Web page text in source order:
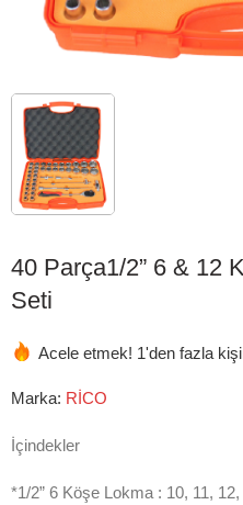
40 Parça1/2” 6 & 12
Seti
Acele etmek! 1'den fazla
Marka: RİCO
İçindekler
*1/2” 6 Köşe Lokma : 10, 11,